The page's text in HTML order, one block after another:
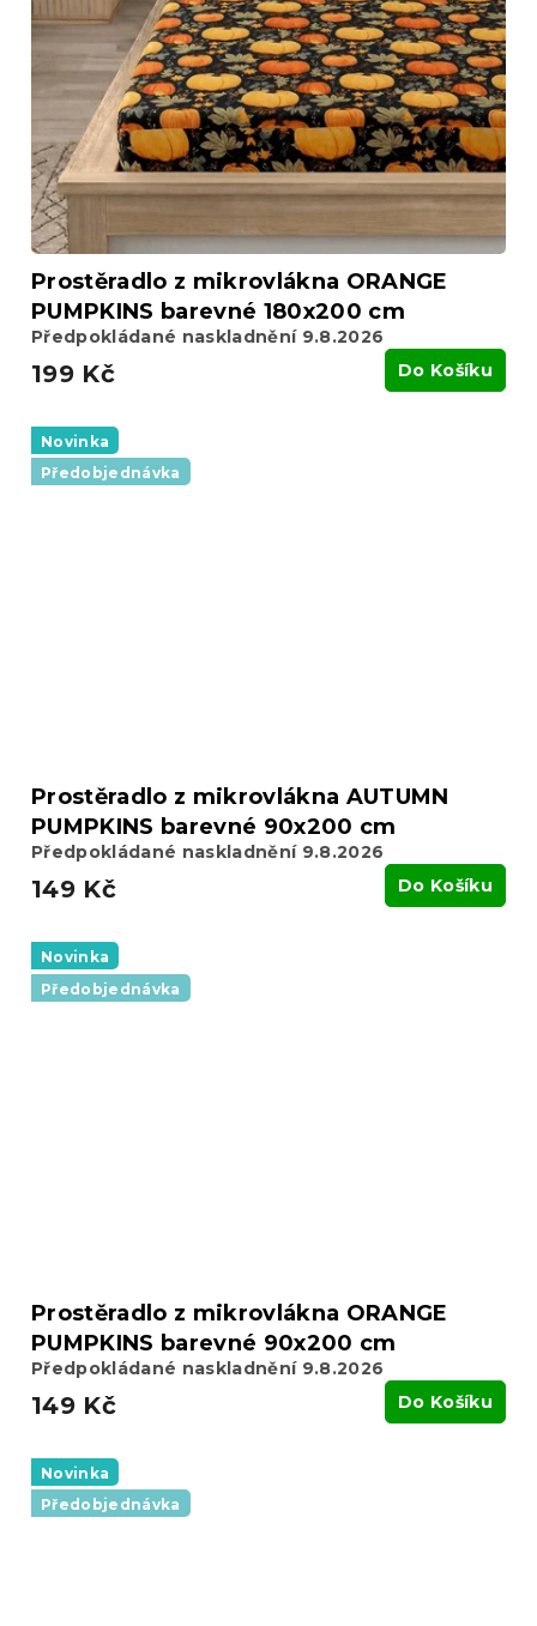
Prostěradlo z mikrovlákna ORANGE
PUMPKINS barevné 180x200 cm
Předpokládané naskladnění 9.8.2026
199 Kč Do Košíku
Novinka
Předobjednávka
Prostěradlo z mikrovlákna AUTUMN
PUMPKINS barevné 90x200 cm
Předpokládané naskladnění 9.8.2026
149 Kč Do Košíku
Novinka
Předobjednávka
Prostěradlo z mikrovlákna ORANGE
PUMPKINS barevné 90x200 cm
Předpokládané naskladnění 9.8.2026
149 Kč Do Košíku
Novinka
Předobjednávka